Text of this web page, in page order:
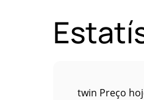
twin Preço